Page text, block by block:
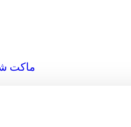
ماکت